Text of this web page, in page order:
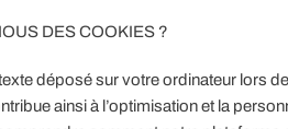
DES COOKIES ?
déposé sur votre ordinateur lors
ainsi à l’optimisation et la